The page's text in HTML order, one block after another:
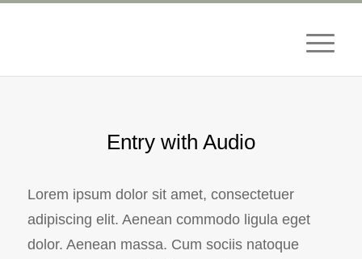
Entry with Audio
Lorem ipsum dolor sit amet, consectetuer
adipiscing elit. Aenean commodo ligula eget
dolor. Aenean massa. Cum sociis natoque